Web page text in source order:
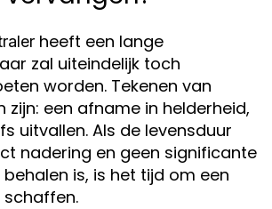
heeft een lange
zal uiteindelijk toch
worden. Tekenen van
zijn: een afname in helderheid,
uitvallen. Als de levensduur
nadering en geen significante
is, is het tijd om een
schaffen.